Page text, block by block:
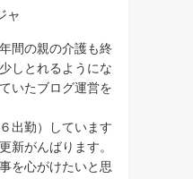
ャ
間の親の介護も終
しとれるようにな
いたブログ運営を
出勤）しています
新がんばります。
を心がけたいと思